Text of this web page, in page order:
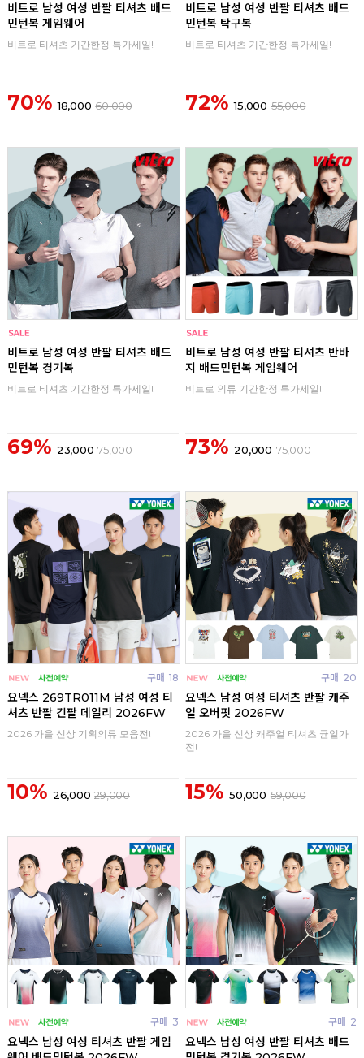
비트로 남성 여성 반팔 티셔츠 배드
민턴복 게임웨어
비트로 티셔츠 기간한정 특가세일!
70% 18,000 60,000
비트로 남성 여성 반팔 티셔츠 배드
민턴복 탁구복
비트로 티셔츠 기간한정 특가세일!
72% 15,000 55,000
비트로 남성 여성 반팔 티셔츠 배드
민턴복 경기복
비트로 티셔츠 기간한정 특가세일!
69% 23,000 75,000
비트로 남성 여성 반팔 티셔츠 반바
지 배드민턴복 게임웨어
비트로 의류 기간한정 특가세일!
73% 20,000 75,000
구매 18
요넥스 269TR011M 남성 여성 티
셔츠 반팔 긴팔 데일리 2026FW
2026 가을 신상 기획의류 모음전!
10% 26,000 29,000
구매 20
요넥스 남성 여성 티셔츠 반팔 캐주
얼 오버핏 2026FW
2026 가을 신상 캐주얼 티셔츠 균일가
전!
15% 50,000 59,000
구매 3
요넥스 남성 여성 티셔츠 반팔 게임
구매 2
요넥스 남성 여성 반팔 티셔츠 배드